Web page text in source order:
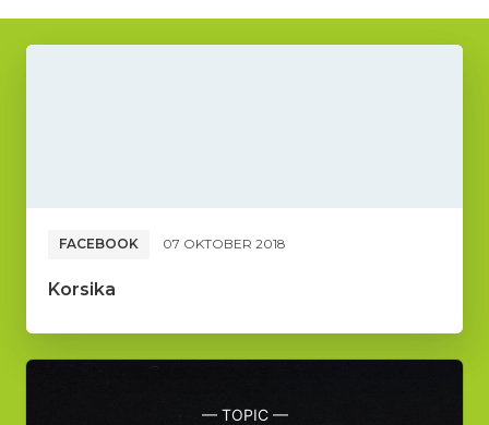
FACEBOOK 07 OKTOBER 2018
Korsika
— TOPIC —